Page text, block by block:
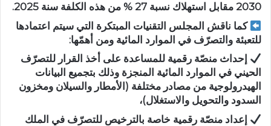
2030 مقابل استهلاك نسبة 27 % من هذه الكلفة سنة 2025.
كما ناقش المجلس التقنيات المبتكرة التي سيتم اعتمادها
للتعبئة والتصرّف في الموارد المائية ومن أهمّها:
إحداث منصّة رقمية للمساعدة على أخذ القرار للتصرّف
الحيني في الموارد المائية المنجزة وذلك بتجميع البيانات
الهيدرولوجية من مصادر مختلفة (الأمطار والسيلان ومخزون
السدود والتحويل والاستغلال)،
إعداد منصّة رقمية خاصة بالترخيص للتصرّف في الملك